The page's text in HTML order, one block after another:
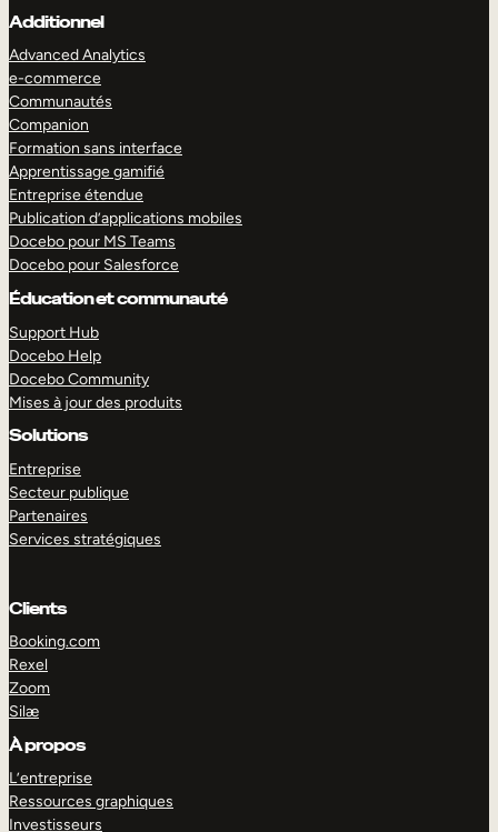
Additionnel
Advanced Analytics
e-commerce
Communautés
Companion
Formation sans interface
Apprentissage gamifié
Entreprise étendue
Publication d’applications mobiles
Docebo pour MS Teams
Docebo pour Salesforce
Éducation et communauté
Support Hub
Docebo Help
Docebo Community
Mises à jour des produits
Solutions
Entreprise
Secteur publique
Partenaires
Services stratégiques
Clients
Booking.com
Rexel
Zoom
Silæ
À propos
L’entreprise
Ressources graphiques
Investisseurs